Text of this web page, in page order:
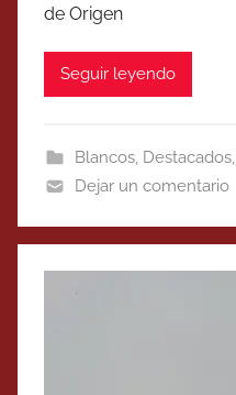
de Origen
Seguir leyendo
Blancos, Destacados,
Dejar un comentario